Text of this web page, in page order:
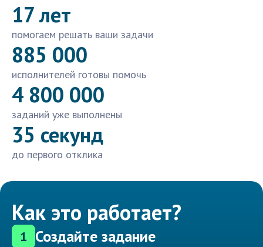
17 лет
помогаем решать ваши задачи
885 000
исполнителей готовы помочь
4 800 000
заданий уже выполнены
35 секунд
до первого отклика
Как это работает?
1 Создайте задание